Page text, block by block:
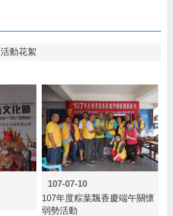
活動花絮
107-07-10
107年度粽葉飄香慶端午關懷
弱勢活動